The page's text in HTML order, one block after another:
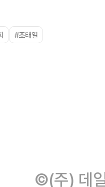
#조태열
©(주) 데